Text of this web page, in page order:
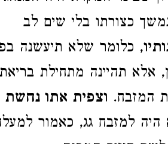
כצורתו בלי שים לב
, כלומר שלא תיעשנה
אלא תהיינה מתחילת
המזבח. וצפית אתו נחשת
למזבח גג, כאמור